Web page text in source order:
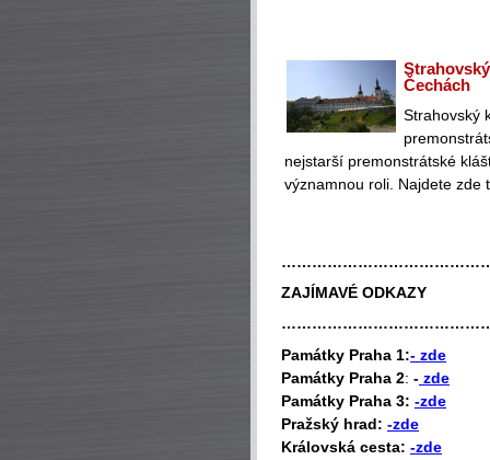
Čechách
Strahovský
nejstarší premonstrátské
významnou roli. Najdete zde
ZAJÍMAVÉ ODKAZY
Památky Praha 1:- zde
Památky Praha 2: - zde
Památky Praha 3: -zde
Pražský hrad: -zde
Královská cesta: -zde